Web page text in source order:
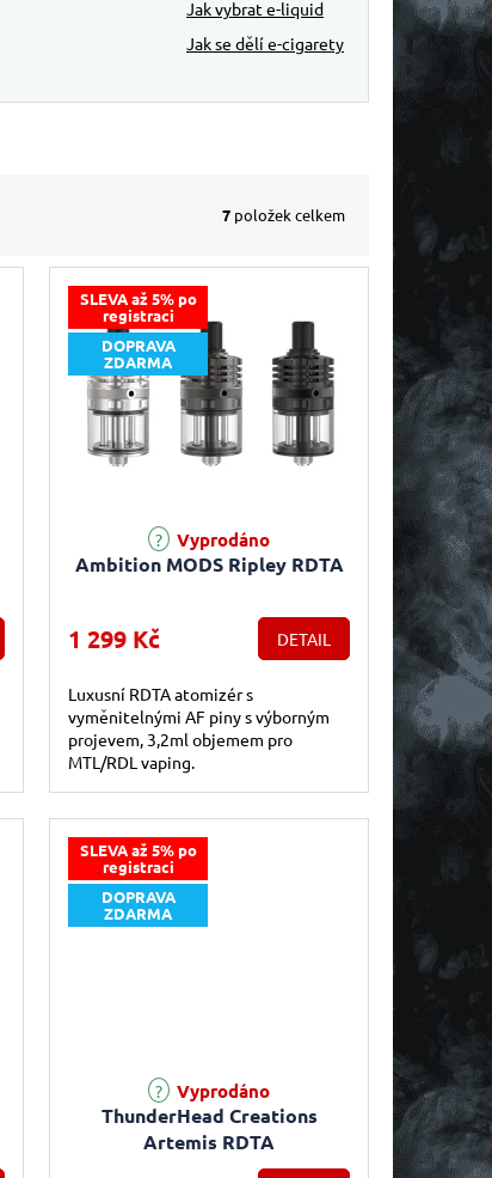
Jak vybrat e-liquid
Jak se dělí e-cigarety
7 položek celkem
SLEVA až 5% po
registraci
DOPRAVA
ZDARMA
Ambition MODS Ripley RDTA
Průměrné hodnocení produktu je 5,0 z 5 hvězdiček.
Vyprodáno
1 299 Kč DETAIL
Luxusní RDTA atomizér s
vyměnitelnými AF piny s výborným
projevem, 3,2ml objemem pro
MTL/RDL vaping.
SLEVA až 5% po
registraci
DOPRAVA
ZDARMA
ThunderHead Creations
Artemis RDTA
Vyprodáno